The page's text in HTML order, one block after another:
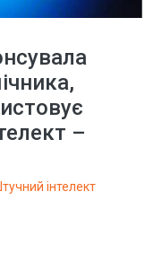
–
інтелект